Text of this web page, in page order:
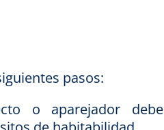
pasos:
o aparejador debe